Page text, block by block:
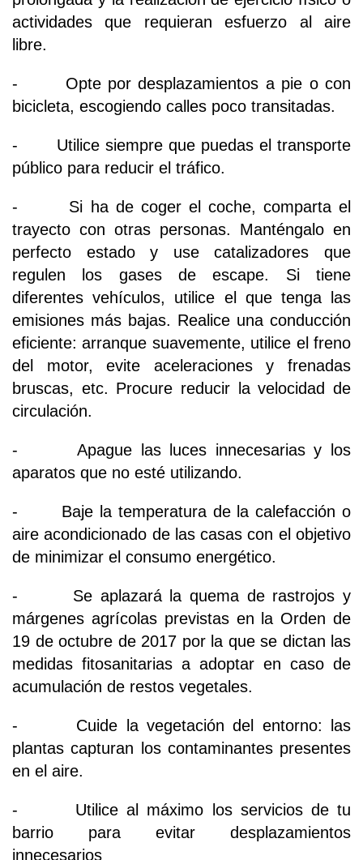
actividades que requieran esfuerzo al aire
libre.
- Opte por desplazamientos a pie o con
bicicleta, escogiendo calles poco transitadas.
- Utilice siempre que puedas el transporte
público para reducir el tráfico.
- Si ha de coger el coche, comparta el
trayecto con otras personas. Manténgalo en
perfecto estado y use catalizadores que
regulen los gases de escape. Si tiene
diferentes vehículos, utilice el que tenga las
emisiones más bajas. Realice una conducción
eficiente: arranque suavemente, utilice el freno
del motor, evite aceleraciones y frenadas
bruscas, etc. Procure reducir la velocidad de
circulación.
- Apague las luces innecesarias y los
aparatos que no esté utilizando.
- Baje la temperatura de la calefacción o
aire acondicionado de las casas con el objetivo
de minimizar el consumo energético.
- Se aplazará la quema de rastrojos y
márgenes agrícolas previstas en la Orden de
19 de octubre de 2017 por la que se dictan las
medidas fitosanitarias a adoptar en caso de
acumulación de restos vegetales.
- Cuide la vegetación del entorno: las
plantas capturan los contaminantes presentes
en el aire.
- Utilice al máximo los servicios de tu
barrio para evitar desplazamientos
innecesarios